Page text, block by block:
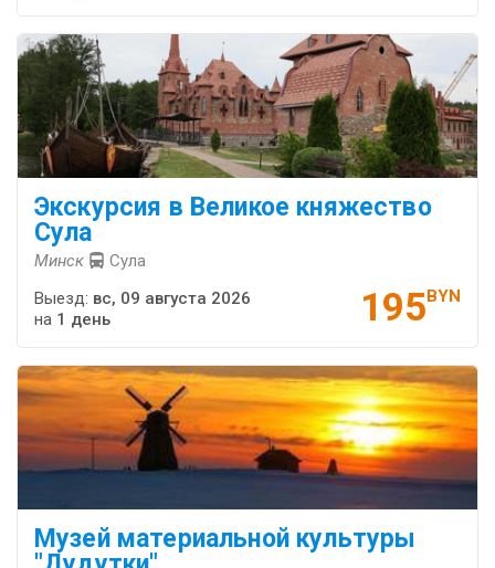
Экскурсия в Великое княжество
Сула
Минск Сула
195BYN
Выезд: вс, 09 августа 2026
на 1 день
Музей ма­те­ри­аль­ной куль­ту­ры